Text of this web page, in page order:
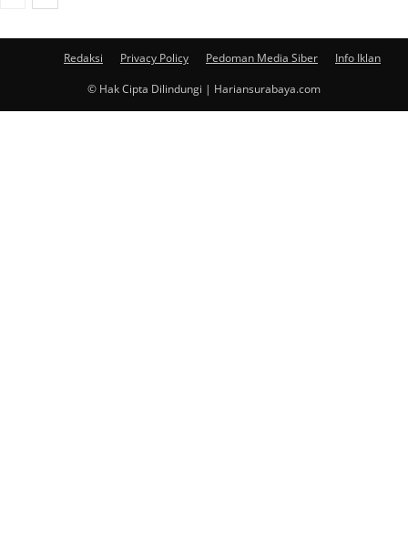
Redaksi Privacy Policy Pedoman Media Siber
Info Iklan
© Hak Cipta Dilindungi | Hariansurabaya.com